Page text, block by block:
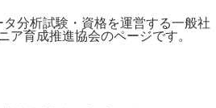
分析試験・資格を運営する一般社
ア育成推進協会のページです。